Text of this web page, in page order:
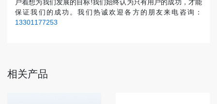
户着想为我们发展的目标!我们始终认为只有用户的成功，才能
保证我们的成功。我们热诚欢迎各方的朋友来电咨询：
13301177253
相关产品